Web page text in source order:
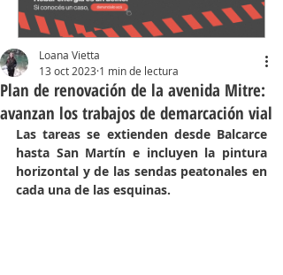
Plan de renovación de la avenida Mitre:
avanzan los trabajos de demarcación vial
Loana Vietta
13 oct 2023 1 min de lectura
Las tareas se extienden desde Balcarce
hasta San Martín e incluyen la pintura
horizontal y de las sendas peatonales en
cada una de las esquinas.